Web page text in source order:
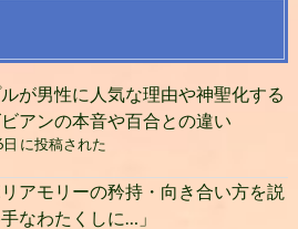
が男性に人気な理由や神聖化する
アンの本音や百合との違い
に投稿された
アモリーの矜持・向き合い方を説
なわたくしに…」